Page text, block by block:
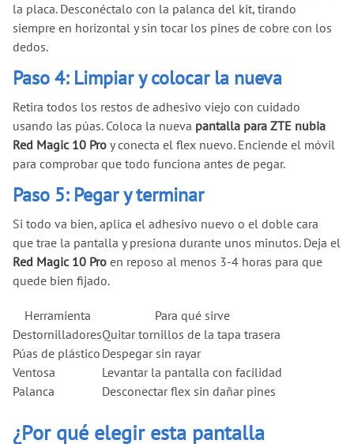
la placa. Desconéctalo con la palanca del kit, tirando
siempre en horizontal y sin tocar los pines de cobre con los
dedos.
Paso 4: Limpiar y colocar la nueva
Retira todos los restos de adhesivo viejo con cuidado
usando las púas. Coloca la nueva pantalla para ZTE nubia
Red Magic 10 Pro y conecta el flex nuevo. Enciende el móvil
para comprobar que todo funciona antes de pegar.
Paso 5: Pegar y terminar
Si todo va bien, aplica el adhesivo nuevo o el doble cara
que trae la pantalla y presiona durante unos minutos. Deja el
Red Magic 10 Pro en reposo al menos 3-4 horas para que
quede bien fijado.
Herramienta
Para qué sirve
DestornilladoresQuitar tornillos de la tapa trasera
Púas de plástico Despegar sin rayar
Ventosa
Levantar la pantalla con facilidad
Palanca
Desconectar flex sin dañar pines
¿Por qué elegir esta pantalla